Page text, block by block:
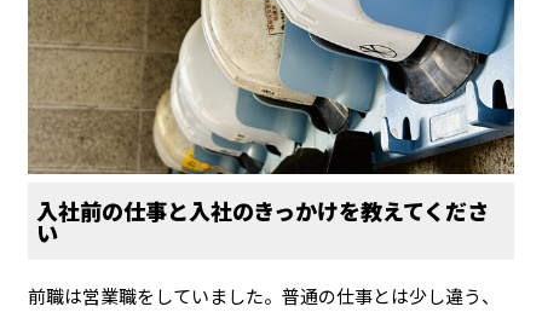
入社前の仕事と入社のきっかけを教えてくださ
い
前職は営業職をしていました。普通の仕事とは少し違う、